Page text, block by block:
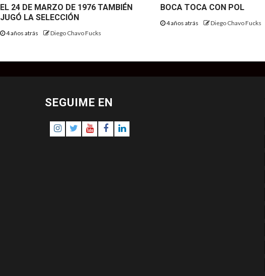
EL 24 DE MARZO DE 1976 TAMBIÉN
JUGÓ LA SELECCIÓN
4 años atrás Diego Chavo Fucks
BOCA TOCA CON POL
4 años atrás Diego Chavo Fucks
SEGUIME EN
Instagram
Twitter
Youtube
Facebook
LinkedIn